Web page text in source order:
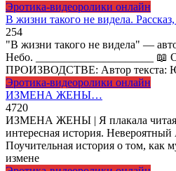
Эротика-видеоролики онлайн
В жизни такого не видела.
254
"В жизни такого не видела" —
Небо. _____________________
ПРОИЗВОДСТВЕ: Автор текста:
Эротика-видеоролики онлайн
ИЗМЕНА ЖЕНЫ…
4720
ИЗМЕНА ЖЕНЫ | Я плакала читая
интересная история. Невероятный
Поучительная история о том, как
измене